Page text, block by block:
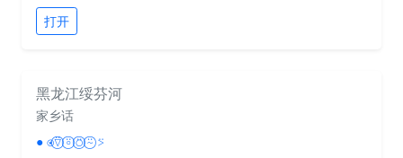
打开
黑龙江绥芬河
家乡话
● ⍟⍢⃝ ⍤⃝ ⍥⃝ ⍨⃝ ⍩